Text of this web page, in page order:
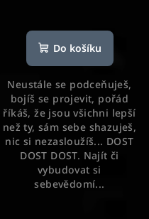
hodnocení
produktu
z
5
hvězdiček.
Do košíku
Neustále se podceňuješ,
bojíš se projevit, pořád
říkáš, že jsou všichni lepší
než ty, sám sebe shazuješ,
nic si nezasloužíš... DOST
DOST DOST. Najít či
vybudovat si
sebevědomí...